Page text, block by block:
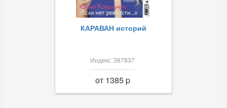
КАРАВАН историй
Индекс Э87837
от 1385 p